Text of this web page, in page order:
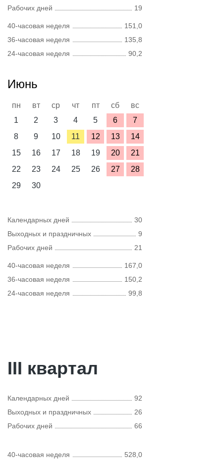
Рабочих дней
19
40-часовая неделя
151,0
36-часовая неделя
135,8
24-часовая неделя
90,2
Июнь
пн вт ср чт пт сб
вс
1
2 3 4 5 6
7
8
9 10 11 12 13
14
15
16 17 18 19 20
21
22
23 24 25 26 27
28
29
30
Календарных дней
30
Выходных и праздничных
9
Рабочих дней
21
40-часовая неделя
167,0
36-часовая неделя
150,2
24-часовая неделя
99,8
III квартал
Календарных дней
92
Выходных и праздничных
26
Рабочих дней
66
40-часовая неделя 528,0